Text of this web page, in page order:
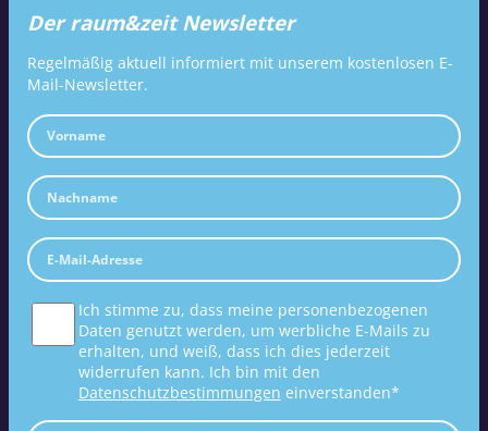
Der raum&zeit Newsletter
Regelmäßig aktuell informiert mit unserem kostenlosen E-
Mail-Newsletter.
Ich stimme zu, dass meine personenbezogenen
Daten genutzt werden, um werbliche E-Mails zu
erhalten, und weiß, dass ich dies jederzeit
widerrufen kann. Ich bin mit den
Datenschutzbestimmungen einverstanden*